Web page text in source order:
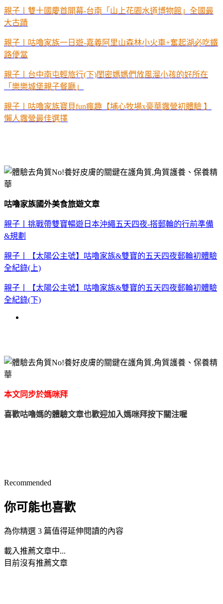
親子丨雙十國慶首開幕-台南「山上花園水道博物館」全國最
大古蹟
親子丨咕嚕家族一日遊-嘉義阿里山森林小火車+奮起湖必吃鐵
路便當
親子丨台中南屯輕旅行(下)閨密媽媽們放風溜小孩的好所在
「樂樂城堡親子餐廳」
親子丨咕嚕家族寶貝fun瘋趣【埔心牧場x豪華露營初體驗 】
懶人露營最佳選擇
咕嚕家族國外美食旅遊文章
親子丨挑戰帶雙寶暢遊日本沖繩五天四夜-搭郵輪的行前準備
&規劃
親子丨【太陽公主號】咕嚕家族&雙寶的五天四夜郵輪初體驗
全紀錄(上)
親子丨【太陽公主號】咕嚕家族&雙寶的五天四夜郵輪初體驗
全紀錄(下)
本文同步於媽咪拜
喜歡咕嚕媽的體驗文章也歡迎加入媽咪拜按下關注喔
Recommended
你可能也喜歡
為你精選 3 篇值得延伸閱讀的內容
載入推薦文章中...
目前沒有推薦文章